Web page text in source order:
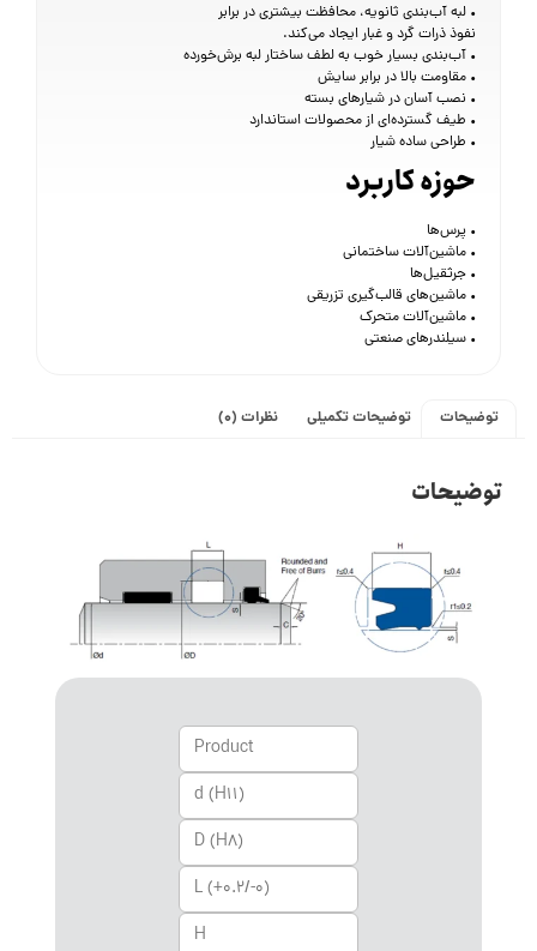
• لبه آب‌بندی ثانویه، محافظت بیشتری در برابر
نفوذ ذرات گرد و غبار ایجاد می‌کند.
• آب‌بندی بسیار خوب به لطف ساختار لبه برش‌خورده
• مقاومت بالا در برابر سایش
• نصب آسان در شیارهای بسته
• طیف گسترده‌ای از محصولات استاندارد
• طراحی ساده شیار
حوزه کاربرد
• پرس‌ها
• ماشین‌آلات ساختمانی
• جرثقیل‌ها
• ماشین‌های قالب‌گیری تزریقی
• ماشین‌آلات متحرک
• سیلندرهای صنعتی
توضیحات توضیحات تکمیلی نظرات (0)
توضیحات